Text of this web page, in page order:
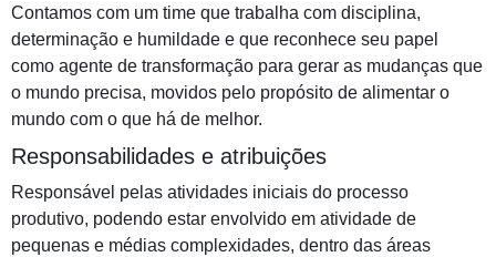
Contamos com um time que trabalha com disciplina,
determinação e humildade e que reconhece seu papel
como agente de transformação para gerar as mudanças que
o mundo precisa, movidos pelo propósito de alimentar o
mundo com o que há de melhor.
Responsabilidades e atribuições
Responsável pelas atividades iniciais do processo
produtivo, podendo estar envolvido em atividade de
pequenas e médias complexidades, dentro das áreas